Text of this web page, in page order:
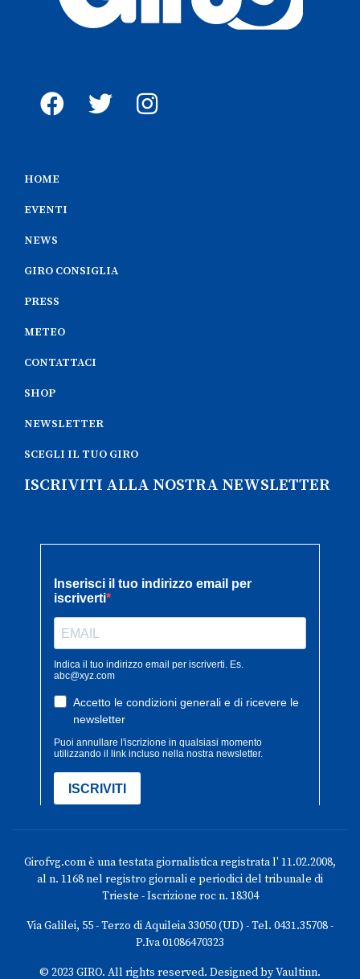
HOME
EVENTI
NEWS
GIRO CONSIGLIA
PRESS
METEO
CONTATTACI
SHOP
NEWSLETTER
SCEGLI IL TUO GIRO
ISCRIVITI ALLA NOSTRA NEWSLETTER
Girofvg.com è una testata giornalistica registrata l' 11.02.2008,
al n. 1168 nel registro giornali e periodici del tribunale di
Trieste - Iscrizione roc n. 18304
Via Galilei, 55 - Terzo di Aquileia 33050 (UD) - Tel. 0431.35708 -
P.Iva 01086470323
© 2023 GIRO. All rights reserved. Designed by Vaultinn.